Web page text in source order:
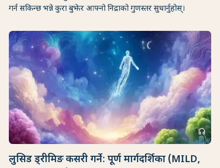
गर्न सकिन्छ भन्ने कुरा बुझेर आफ्नो निद्राको गुणस्तर सुधार्नुहोस्।
headphones
लुसिड ड्रीमिङ कसरी गर्ने: पूर्ण मार्गदर्शिका (MILD,